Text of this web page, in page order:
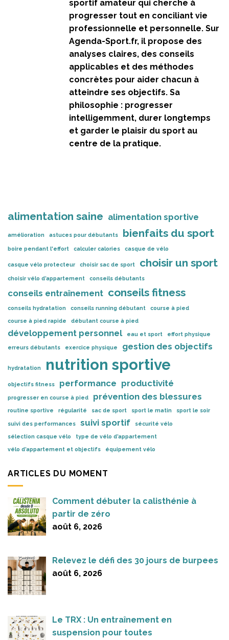
sportif amateur qui cherche à
progresser tout en conciliant vie
professionnelle et personnelle. Sur
Agenda-Sport.fr, il propose des
analyses claires, des conseils
applicables et des méthodes
concrètes pour aider chacun à
atteindre ses objectifs. Sa
philosophie : progresser
intelligemment, durer longtemps
et garder le plaisir du sport au
centre de la pratique.
alimentation saine alimentation sportive
amélioration astuces pour débutants bienfaits du sport
boire pendant l'effort calculer calories casque de vélo
casque vélo protecteur choisir sac de sport choisir un sport
choisir vélo d’appartement conseils débutants
conseils entraînement conseils fitness
conseils hydratation conseils running débutant course à pied
course à pied rapide débutant course à pied
développement personnel eau et sport effort physique
erreurs débutants exercice physique gestion des objectifs
hydratation nutrition sportive
objectifs fitness performance productivité
progresser en course à pied prévention des blessures
routine sportive régularité sac de sport sport le matin sport le soir
suivi des performances suivi sportif sécurité vélo
sélection casque vélo type de vélo d’appartement
vélo d’appartement et objectifs équipement vélo
ARTICLES DU MOMENT
Comment débuter la calisthénie à
partir de zéro
août 6, 2026
Relevez le défi des 30 jours de burpees
août 6, 2026
Le TRX : Un entraînement en
suspension pour toutes